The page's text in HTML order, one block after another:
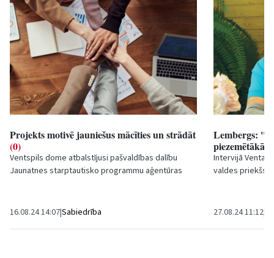
Projekts motivē jauniešus mācīties un strādāt
(0)
Ventspils dome atbalstījusi pašvaldības dalību
Jaunatnes starptautisko programmu aģentūras
16.08.24 14:07|Sabiedrība
Lembergs:
piezemētākā
Intervijā Ventas
valdes
27.08.24 11:12|